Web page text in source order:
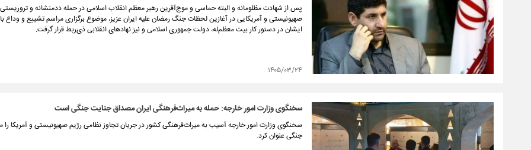
پس از شهادت مظلومانه و البته حماسی و موج‌آفرین رهبر معظم انقلاب اسلامی در حمله ددمنشانه و
صهیونیستی و آمریکایی در آغازین لحظات جنگ رمضان علیه ایران عزیز، موضوع برگزاری مراسم تشییع و وداع
ایشان در دستور کار بیت معظم‌له، دولت جمهوری اسلامی و نیز نهادهای انقلابی ذی‌ربط قرار گرفت.
۱۴۰۵/۰۳/۲۴
سخنگوی وزارت امور خارجه: حمله به میراث‌فرهنگی ایران مصداق جنایت جنگی است
سخنگوی وزارت امور خارجه آسیب به میراث‌فرهنگی کشور در جریان تجاوز نظامی رژیم صهیونیستی و آمریکا
جنگی عنوان کرد.